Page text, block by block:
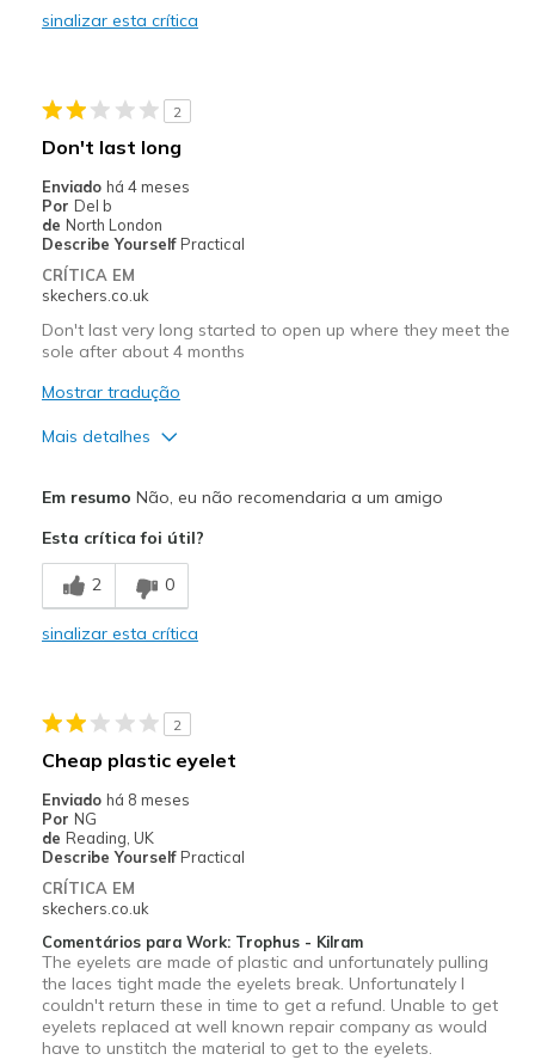
fell apart !!!! on first ware
didn't get to used them
Sizing
View On Shoes
I'm Really Into Shoes
sinalizar esta crítica
2
Don't last long
Enviado há 4 meses
Por Del b
de North London
Describe Yourself Practical
CRÍTICA EM
skechers.co.uk
Don't last very long started to open up where they meet the
sole after about 4 months
Mostrar tradução
Mais detalhes
Contras
Poor Quality
Wear Out Quickly
Em resumo Não, eu não recomendaria a um amigo
Esta crítica foi útil?
2 0
sinalizar esta crítica
2
Cheap plastic eyelet
Enviado há 8 meses
Por NG
de Reading, UK
Describe Yourself Practical
CRÍTICA EM
skechers.co.uk
Comentários para Work: Trophus - Kilram
The eyelets are made of plastic and unfortunately pulling
the laces tight made the eyelets break. Unfortunately I
couldn't return these in time to get a refund. Unable to get
eyelets replaced at well known repair company as would
have to unstitch the material to get to the eyelets.